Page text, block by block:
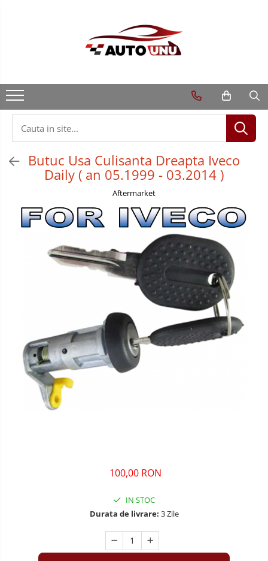
Butuc Usa Culisanta Dreapta Iveco
Daily ( an 05.1999 - 03.2014 )
Aftermarket
100,00 RON
IN STOC
Durata de livrare: 3 Zile